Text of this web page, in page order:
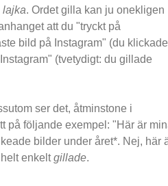
lajka. Ordet gilla kan ju onekligen
att du "tryckt på
bild på Instagram" (du klickade
(tvetydigt: du gillade
ser det, åtminstone i
på följande exempel: "Här är
bilder under året*. Nej, här
enkeltgillade.